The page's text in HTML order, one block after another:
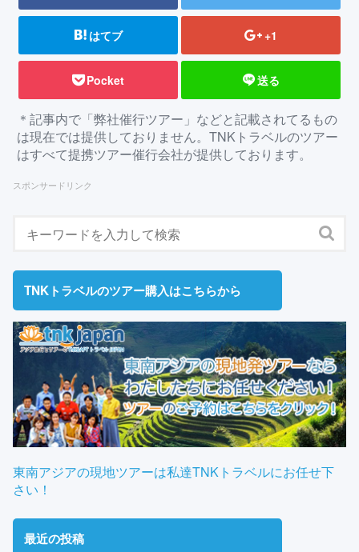
はてブ +1
Pocket 送る
＊記事内で「弊社催行ツアー」などと記載されてるもの
は現在では提供しておりません。TNKトラベルのツアー
はすべて提携ツアー催行会社が提供しております。
スポンサードリンク
TNKトラベルのツアー購入はこちらから
東南アジアの現地ツアーは私達TNKトラベルにお任せ下
さい！
最近の投稿